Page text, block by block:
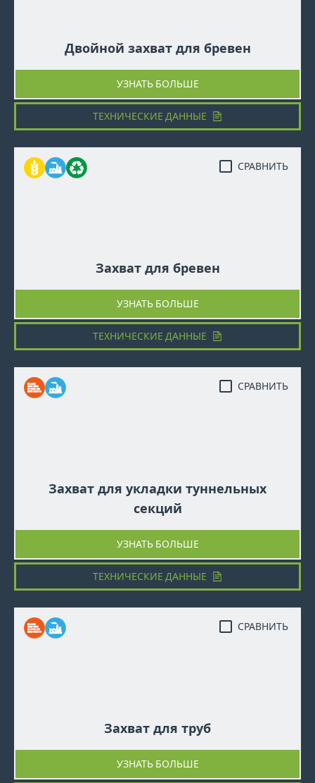
Двойной захват для бревен
УЗНАТЬ БОЛЬШЕ
ТЕХНИЧЕСКИЕ ДАННЫЕ
Захват для бревен
УЗНАТЬ БОЛЬШЕ
СРАВНИТЬ
ТЕХНИЧЕСКИЕ ДАННЫЕ
Захват для укладки туннельных
секций
УЗНАТЬ БОЛЬШЕ
СРАВНИТЬ
ТЕХНИЧЕСКИЕ ДАННЫЕ
Захват для труб
УЗНАТЬ БОЛЬШЕ
СРАВНИТЬ